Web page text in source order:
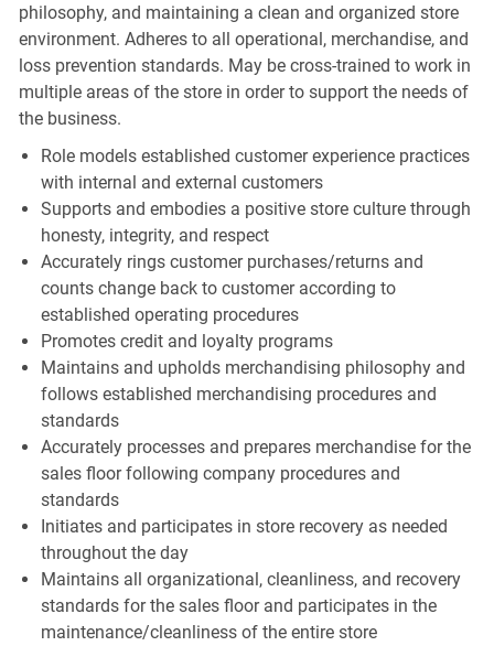
philosophy, and maintaining a clean and organized store
environment. Adheres to all operational, merchandise, and
loss prevention standards. May be cross-trained to work in
multiple areas of the store in order to support the needs of
the business.
Role models established customer experience practices
with internal and external customers
Supports and embodies a positive store culture through
honesty, integrity, and respect
Accurately rings customer purchases/returns and
counts change back to customer according to
established operating procedures
Promotes credit and loyalty programs
Maintains and upholds merchandising philosophy and
follows established merchandising procedures and
standards
Accurately processes and prepares merchandise for the
sales floor following company procedures and
standards
Initiates and participates in store recovery as needed
throughout the day
Maintains all organizational, cleanliness, and recovery
standards for the sales floor and participates in the
maintenance/cleanliness of the entire store